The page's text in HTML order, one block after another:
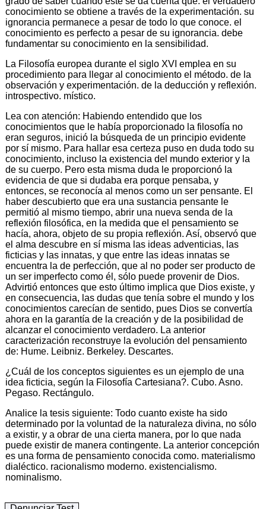
conocimiento se obtiene a través de la experimentación. su
ignorancia permanece a pesar de todo lo que conoce. el
conocimiento es perfecto a pesar de su ignorancia. debe
fundamentar su conocimiento en la sensibilidad.
La Filosofía europea durante el siglo XVI emplea en su
procedimiento para llegar al conocimiento el método. de la
observación y experimentación. de la deducción y reflexión.
introspectivo. místico.
Lea con atención: Habiendo entendido que los
conocimientos que le había proporcionado la filosofía no
eran seguros, inició la búsqueda de un principio evidente
por sí mismo. Para hallar esa certeza puso en duda todo su
conocimiento, incluso la existencia del mundo exterior y la
de su cuerpo. Pero esta misma duda le proporcionó la
evidencia de que si dudaba era porque pensaba, y
entonces, se reconocía al menos como un ser pensante. El
haber descubierto que era una sustancia pensante le
permitió al mismo tiempo, abrir una nueva senda de la
reflexión filosófica, en la medida que el pensamiento se
hacía, ahora, objeto de su propia reflexión. Así, observó que
el alma descubre en sí misma las ideas adventicias, las
ficticias y las innatas, y que entre las ideas innatas se
encuentra la de perfección, que al no poder ser producto de
un ser imperfecto como él, sólo puede provenir de Dios.
Advirtió entonces que esto último implica que Dios existe, y
en consecuencia, las dudas que tenía sobre el mundo y los
conocimientos carecían de sentido, pues Dios se convertía
ahora en la garantía de la creación y de la posibilidad de
alcanzar el conocimiento verdadero. La anterior
caracterización reconstruye la evolución del pensamiento
de: Hume. Leibniz. Berkeley. Descartes.
¿Cuál de los conceptos siguientes es un ejemplo de una
idea ficticia, según la Filosofía Cartesiana?. Cubo. Asno.
Pegaso. Rectángulo.
Analice la tesis siguiente: Todo cuanto existe ha sido
determinado por la voluntad de la naturaleza divina, no sólo
a existir, y a obrar de una cierta manera, por lo que nada
puede existir de manera contingente. La anterior concepción
es una forma de pensamiento conocida como. materialismo
dialéctico. racionalismo moderno. existencialismo.
nominalismo.